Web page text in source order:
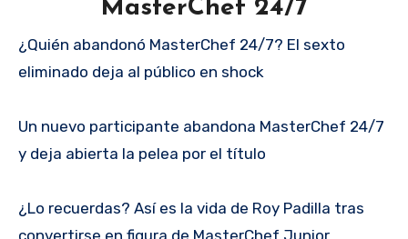
MasterChef 24/7
¿Quién abandonó MasterChef 24/7? El sexto
eliminado deja al público en shock
Un nuevo participante abandona MasterChef 24/7
y deja abierta la pelea por el título
¿Lo recuerdas? Así es la vida de Roy Padilla tras
convertirse en figura de MasterChef Junior